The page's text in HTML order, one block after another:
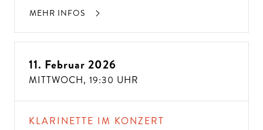
MEHR INFOS
11. Februar 2026
MITTWOCH, 19:30 UHR
KLARINETTE IM KONZERT